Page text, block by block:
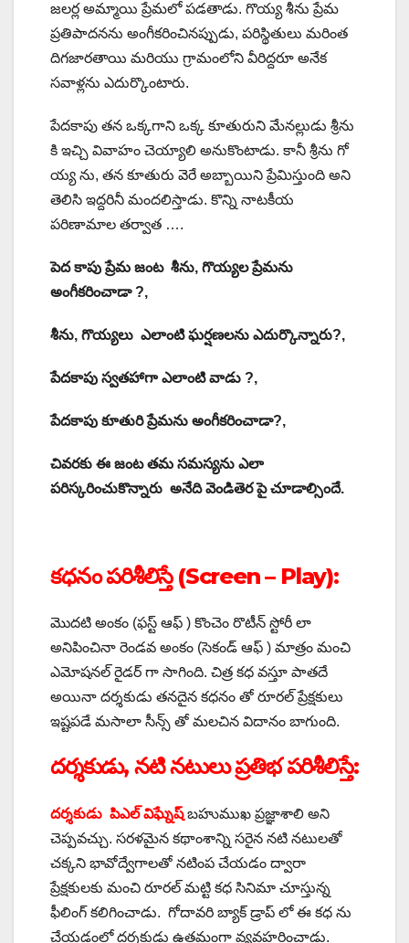
జలర్ల అమ్మాయి ప్రేమలో పడతాడు. గొయ్య శీను ప్రేమ
ప్రతిపాదనను అంగీకరించినప్పుడు, పరిస్థితులు మరింత
దిగజారతాయి మరియు గ్రామంలోని వీరిద్దరూ అనేక
సవాళ్లను ఎదుర్కొంటారు.
పేదకాపు తన ఒక్కగాని ఒక్క కూతురుని మేనల్లుడు శ్రీను
కి ఇచ్చి వివాహం చెయ్యాలి అనుకొంటాడు. కానీ శ్రీను గో
య్య ను, తన కూతురు వెరే అబ్బాయిని ప్రేమిస్తుంది అని
తెలిసి ఇద్దరినీ మందలిస్తాడు. కొన్ని నాటకీయ
పరిణామాల తర్వాత ….
పెద కాపు ప్రేమ జంట శీను, గొయ్యల ప్రేమను
అంగీకరించాడా ?,
శీను, గొయ్యలు ఎలాంటి ఘర్షణలను ఎదుర్కొన్నారు?,
పేదకాపు స్వతహాగా ఎలాంటి వాడు ?,
పేదకాపు కూతురి ప్రేమను అంగీకరించాడా?,
చివరకు ఈ జంట తమ సమస్యను ఎలా
పరిస్కరించుకొన్నారు అనేది వెండితెర పై చూడాల్సిందే.
కధనం పరిశీలిస్తే (Screen – Play):
మొదటి అంకం (ఫస్ట్ ఆఫ్ ) కొంచెం రొటీన్ స్టోరీ లా
అనిపించినా రెండవ అంకం (సెకండ్ ఆఫ్ ) మాత్రం మంచి
ఎమోషనల్ రైడర్ గా సాగింది. చిత్ర కధ వస్తూ పాతదే
అయినా దర్శకుడు తనదైన కధనం తో రూరల్ ప్రేక్షకులు
ఇష్టపడే మసాలా సీన్స్ తో మలచిన విదానం బాగుంది.
దర్శకుడు, నటి నటులు ప్రతిభ పరిశీలిస్తే:
దర్శకుడు పిఎల్ విఘ్నేష్బహుముఖ ప్రజ్ఞాశాలి అని
చెప్పవచ్చు. సరళమైన కథాంశాన్ని సరైన నటి నటులతో
చక్కని భావోద్వేగాలతో నటింప చేయడం ద్వారా
ప్రేక్షకులకు మంచి రూరల్ మట్టి కధ సినిమా చూస్తున్న
ఫీలింగ్ కలిగించాడు. గోదావరి బ్యాక్ డ్రాప్ లో ఈ కధ ను
చేయడంలో దర్శకుడు ఉత్తమంగా వ్యవహరించాడు.